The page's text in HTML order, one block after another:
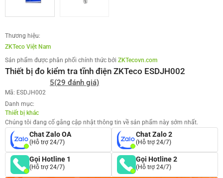
Thương hiệu:
ZKTeco Việt Nam
Sản phẩm được phân phối chính thức bởi ZKTecovn.com
Thiết bị đo kiểm tra tĩnh điện ZKTeco ESDJH002
5(29 đánh giá)
Mã: ESDJH002
Danh mục:
Thiết bị khác
Chúng tôi đang cố gắng cập nhật thông tin về sản phẩm này sớm nhất.
Chat Zalo OA
(Hỗ trợ 24/7)
Chat Zalo 2
(Hỗ trợ 24/7)
Gọi Hotline 1
(Hỗ trợ 24/7)
Gọi Hotline 2
(Hỗ trợ 24/7)